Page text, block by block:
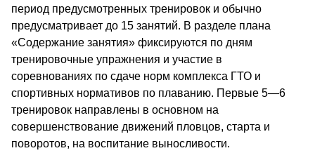
период предусмотренных тренировок и обычно
предусматривает до 15 занятий. В разделе плана
«Содержание занятия» фиксируются по дням
тренировочные упражнения и участие в
соревнованиях по сдаче норм комплекса ГТО и
спортивных нормативов по плаванию. Первые 5—6
тренировок направлены в основном на
совершенствование движений пловцов, старта и
поворотов, на воспитание выносливости.